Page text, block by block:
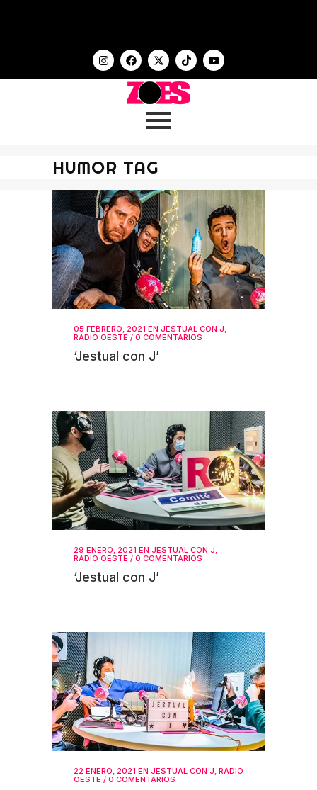
HUMOR TAG
05 FEBRERO, 2021 EN JESTUAL CON J,
RADIO OESTE / 0 COMENTARIOS
‘Jestual con J’
29 ENERO, 2021 EN JESTUAL CON J,
RADIO OESTE / 0 COMENTARIOS
‘Jestual con J’
22 ENERO, 2021 EN JESTUAL CON J, RADIO
OESTE / 0 COMENTARIOS